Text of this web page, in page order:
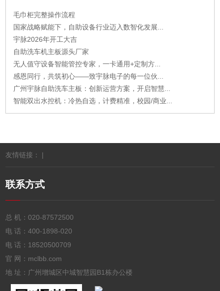
毛巾柜完整操作流程
国家战略赋能下，自助设备行业迈入数智化发展...
宇脉2026年开工大吉
自助洗车机主板源头厂家
无人值守设备智能管控专家，一卡通用+定制方...
感恩同行，共筑初心——致宇脉电子的每一位伙...
广州宇脉自助洗车主板：创新运营方案，开启智慧...
智能双出水控机：冷热自选，计费精准，校园/商业...
友情链接： |
联系方式
总 机：020-87572500
电 话：400-1898-020
电 话： 18520500709
官 网：mclbb.com
地 址：广州增城区中城智慧园B1栋办公楼